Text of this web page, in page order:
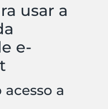
usar a
e-
acesso a